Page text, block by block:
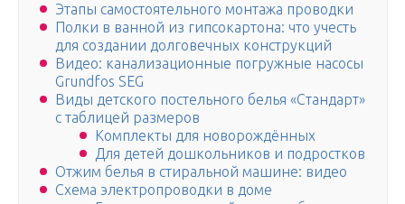
Этапы самостоятельного монтажа проводки
Полки в ванной из гипсокартона: что учесть
для создании долговечных конструкций
Видео: канализационные погружные насосы
Grundfos SEG
Виды детского постельного белья «Стандарт»
с таблицей размеров
Комплекты для новорождённых
Для детей дошкольников и подростков
Отжим белья в стиральной машине: видео
Схема электропроводки в доме